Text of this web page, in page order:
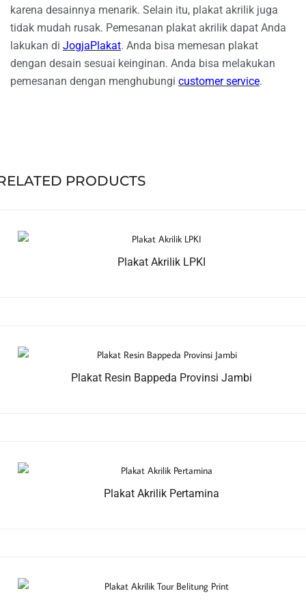
karena desainnya menarik. Selain itu, plakat akrilik juga
tidak mudah rusak. Pemesanan plakat akrilik dapat Anda
lakukan di JogjaPlakat. Anda bisa memesan plakat
dengan desain sesuai keinginan. Anda bisa melakukan
pemesanan dengan menghubungi customer service.
PRODUCTS
Plakat Akrilik LPKI
Plakat Resin Bappeda Provinsi Jambi
Plakat Akrilik Pertamina